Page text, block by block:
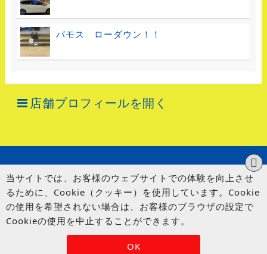
バモス ローダウン！！
店舗プロフィールを開く
© UP GARAGE GROUP Co., Ltd.
OK
当サイトでは、お客様のウェブサイトでの体験を向上させ
るために、Cookie（クッキー）を使用しています。Cookie
の使用を希望されない場合は、お客様のブラウザの設定で
Cookieの使用を中止することができます。